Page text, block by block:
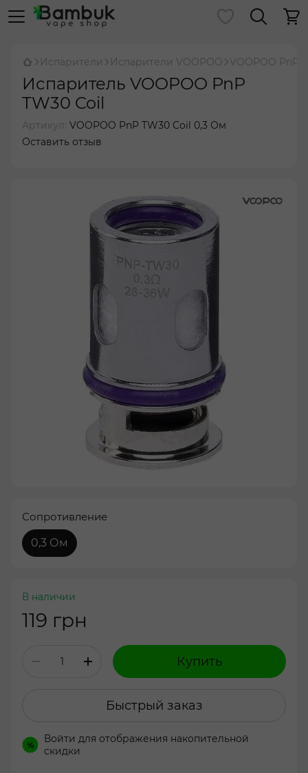
Испарители Испарители VOOPOO VOOPOO PnP
Испаритель VOOPOO PnP
TW30 Coil
Артикул: VOOPOO PnP TW30 Coil 0,3 Ом
Оставить отзыв
Сопротивление
0,3 Ом
В наличии
119 грн
Купить
Быстрый заказ
% Войти для отображения накопительной
скидки